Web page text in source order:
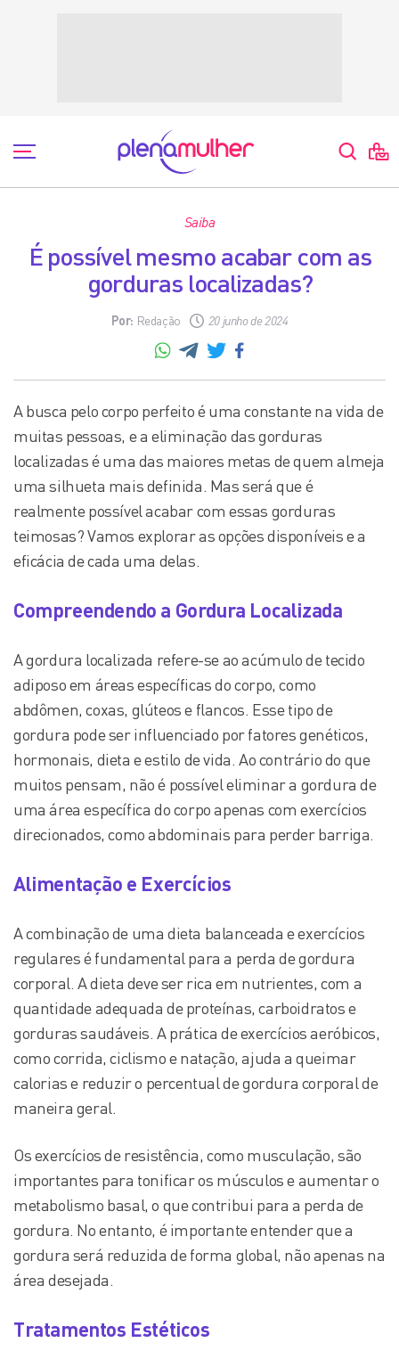
Saiba
É possível mesmo acabar com as
gorduras localizadas?
Por: Redação 20 junho de 2024
A busca pelo corpo perfeito é uma constante na vida de
muitas pessoas, e a eliminação das gorduras
localizadas é uma das maiores metas de quem almeja
uma silhueta mais definida. Mas será que é
realmente possível acabar com essas gorduras
teimosas? Vamos explorar as opções disponíveis e a
eficácia de cada uma delas.
Compreendendo a Gordura Localizada
A gordura localizada refere-se ao acúmulo de tecido
adiposo em áreas específicas do corpo, como
abdômen, coxas, glúteos e flancos. Esse tipo de
gordura pode ser influenciado por fatores genéticos,
hormonais, dieta e estilo de vida. Ao contrário do que
muitos pensam, não é possível eliminar a gordura de
uma área específica do corpo apenas com exercícios
direcionados, como abdominais para perder barriga.
Alimentação e Exercícios
A combinação de uma dieta balanceada e exercícios
regulares é fundamental para a perda de gordura
corporal. A dieta deve ser rica em nutrientes, com a
quantidade adequada de proteínas, carboidratos e
gorduras saudáveis. A prática de exercícios aeróbicos,
como corrida, ciclismo e natação, ajuda a queimar
calorias e reduzir o percentual de gordura corporal de
maneira geral.
Os exercícios de resistência, como musculação, são
importantes para tonificar os músculos e aumentar o
metabolismo basal, o que contribui para a perda de
gordura. No entanto, é importante entender que a
gordura será reduzida de forma global, não apenas na
área desejada.
Tratamentos Estéticos